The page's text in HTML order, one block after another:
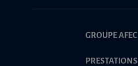
GROUPE AFEC
PRESTATIONS